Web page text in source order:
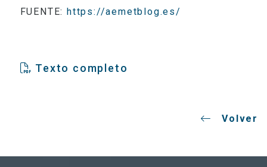
FUENTE: https://aemetblog.es/
Texto completo
Volver